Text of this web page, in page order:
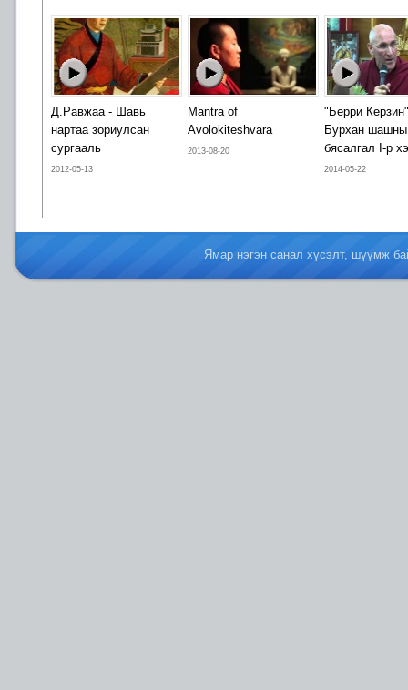
Д.Равжаа - Шавь
нартаа зориулсан
сургааль
2012-05-13
Mantra of
Avolokiteshvara
2013-08-20
"Берри
Бурхан шашны
бясалгал I-р
2014-05-22
Ямар нэгэн санал хүсэлт, шүүмж